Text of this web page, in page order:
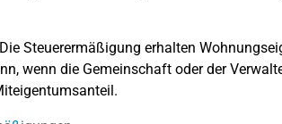
Steuerermäßigung erhalten
wenn die Gemeinschaft oder der